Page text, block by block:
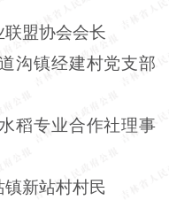
联盟协会会长
沟镇经建村党支部
稻专业合作社理事
新站村村民